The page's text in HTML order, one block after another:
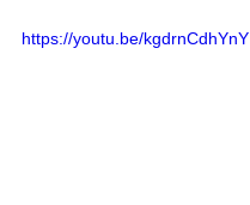
https://youtu.be/kgdrnCdhYnY